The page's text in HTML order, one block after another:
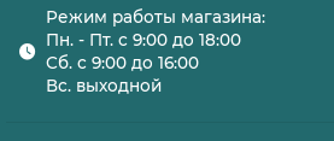
Режим работы магазина:
Пн. - Пт. с 9:00 до 18:00
Сб. с 9:00 до 16:00
Вс. выходной